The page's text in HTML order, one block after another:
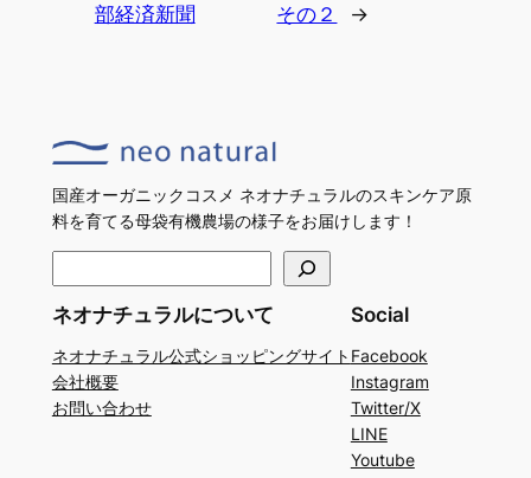
部経済新聞
その２
→
国産オーガニックコスメ ネオナチュラルのスキンケア原
料を育てる母袋有機農場の様子をお届けします！
ネオナチュラルについて
ネオナチュラル公式ショッピングサイト
会社概要
お問い合わせ
Social
Facebook
Instagram
Twitter/X
LINE
Youtube